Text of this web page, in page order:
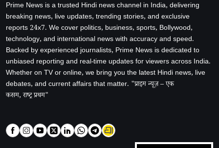
Prime News is a trusted Hindi news channel in India, delivering
breaking news, live updates, trending stories, and exclusive
reports 24x7. We cover politics, business, sports, Bollywood,
technology, and international news with accuracy and speed.
Backed by experienced journalists, Prime News is dedicated to
unbiased reporting and real-time updates for viewers across India.
Whether on TV or online, we bring you the latest Hindi news, live
debates, and current affairs that matter. "प्राइम न्यूज़ – एक
कसम, राष्ट्र प्रथम"